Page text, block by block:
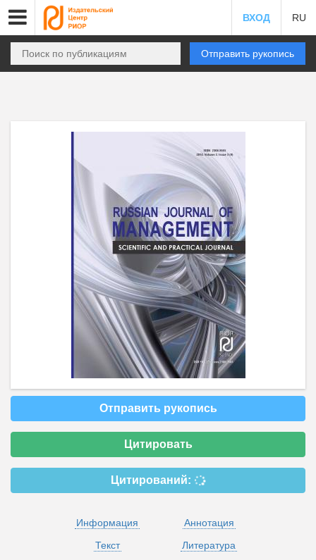
ВХОД RU
Отправить рукопись
Отправить рукопись
Цитировать
Цитирований:
Информация
Аннотация
Текст
Литература